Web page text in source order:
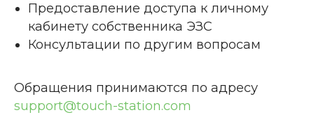
Предоставление доступа к личному
кабинету собственника ЭЗС
Консультации по другим вопросам
Обращения принимаются по адресу
support@touch-station.com